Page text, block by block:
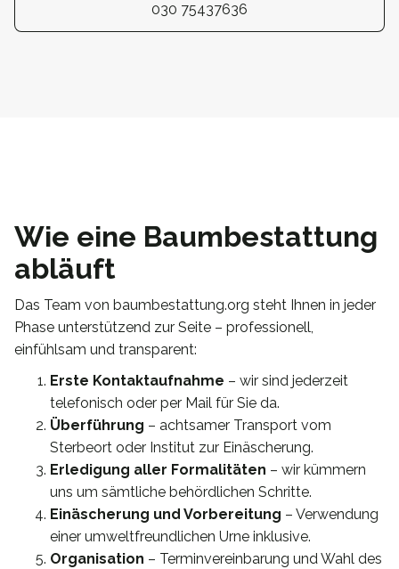
030 75437636
Wie eine Baumbestattung
abläuft
Das Team von baumbestattung.org steht Ihnen in jeder
Phase unterstützend zur Seite – professionell,
einfühlsam und transparent:
Erste Kontaktaufnahme – wir sind jederzeit
telefonisch oder per Mail für Sie da.
Überführung – achtsamer Transport vom
Sterbeort oder Institut zur Einäscherung.
Erledigung aller Formalitäten – wir kümmern
uns um sämtliche behördlichen Schritte.
Einäscherung und Vorbereitung – Verwendung
einer umweltfreundlichen Urne inklusive.
Organisation – Terminvereinbarung und Wahl des